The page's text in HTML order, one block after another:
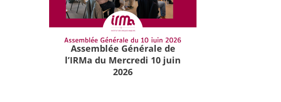
Assemblée Générale de
l’IRMa du Mercredi 10 juin
2026